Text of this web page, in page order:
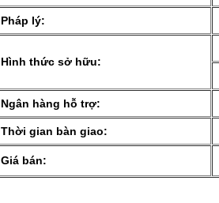
Pháp lý:
Hình thức sở hữu:
Ngân hàng hỗ trợ:
Thời gian bàn giao:
Giá bán: